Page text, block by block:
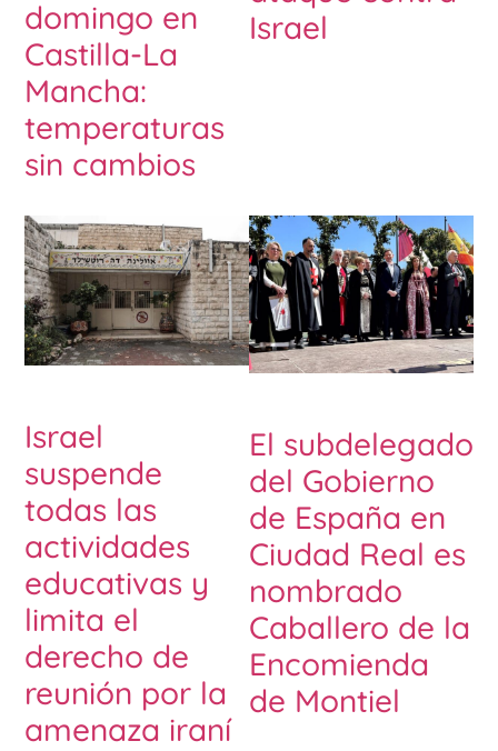
domingo en
Castilla-La
Mancha:
temperaturas
sin cambios
Israel
Israel
suspende
todas las
actividades
educativas y
limita el
derecho de
reunión por la
amenaza iraní
El subdelegado
del Gobierno
de España en
Ciudad Real es
nombrado
Caballero de la
Encomienda
de Montiel